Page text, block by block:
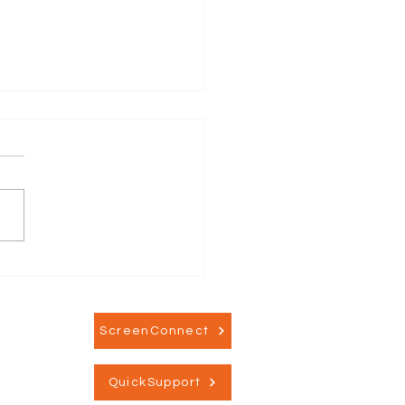
ScreenConnect
QuickSupport